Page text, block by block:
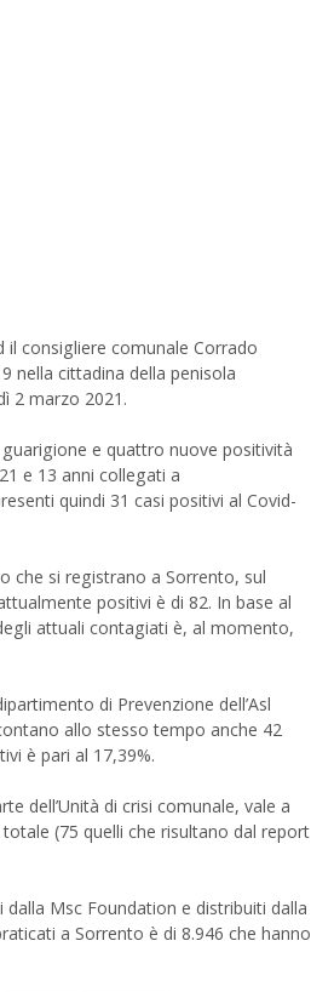
consigliere comunale Corrado
nella cittadina della penisola
2 marzo 2021.
e quattro nuove positività
e 13 anni collegati a
quindi 31 casi positivi al Covid-
che si registrano a Sorrento, sul
positivi è di 82. In base al
attuali contagiati è, al momento,
di Prevenzione dell’Asl
allo stesso tempo anche 42
è pari al 17,39%.
dell’Unità di crisi comunale, vale a
(75 quelli che risultano dal report
Msc Foundation e distribuiti dalla
a Sorrento è di 8.946 che hanno